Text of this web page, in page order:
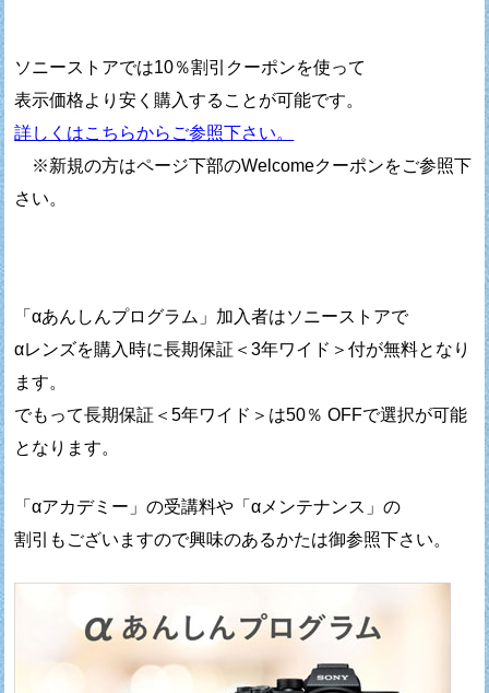
ソニーストアでは10％割引クーポンを使って
表示価格より安く購入することが可能です。
詳しくはこちらからご参照下さい。
※新規の方はページ下部のWelcomeクーポンをご参照下
さい。
「αあんしんプログラム」加入者はソニーストアで
αレンズを購入時に長期保証＜3年ワイド＞付が無料となり
ます。
でもって長期保証＜5年ワイド＞は50％ OFFで選択が可能
となります。
「αアカデミー」の受講料や「αメンテナンス」の
割引もございますので興味のあるかたは御参照下さい。